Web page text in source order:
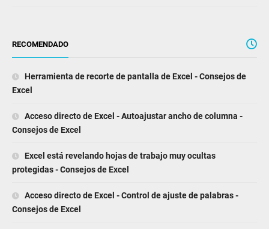
RECOMENDADO
Herramienta de recorte de pantalla de Excel - Consejos de
Excel
Acceso directo de Excel - Autoajustar ancho de columna -
Consejos de Excel
Excel está revelando hojas de trabajo muy ocultas
protegidas - Consejos de Excel
Acceso directo de Excel - Control de ajuste de palabras -
Consejos de Excel